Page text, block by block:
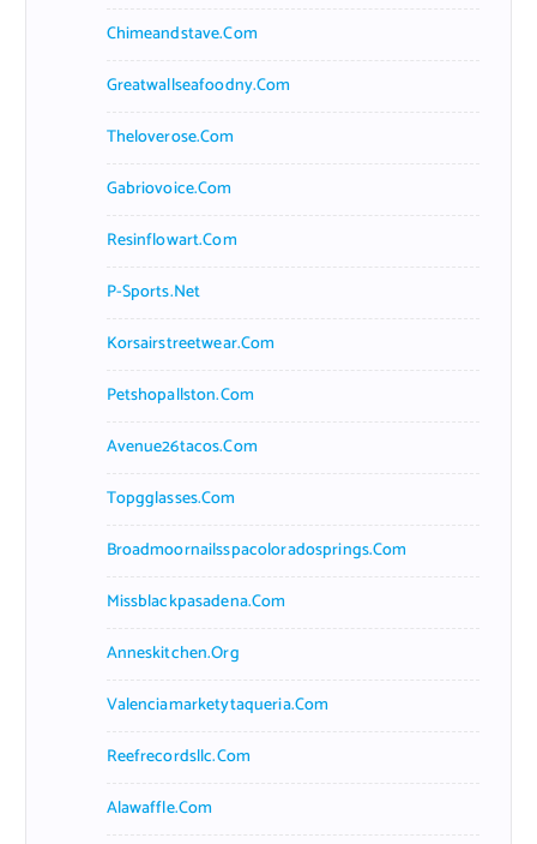
Chimeandstave.com
Greatwallseafoodny.com
Theloverose.com
Gabriovoice.com
Resinflowart.com
P-Sports.net
Korsairstreetwear.com
Petshopallston.com
Avenue26tacos.com
Topgglasses.com
Broadmoornailsspacoloradosprings.com
Missblackpasadena.com
Anneskitchen.org
Valenciamarketytaqueria.com
Reefrecordsllc.com
Alawaffle.com